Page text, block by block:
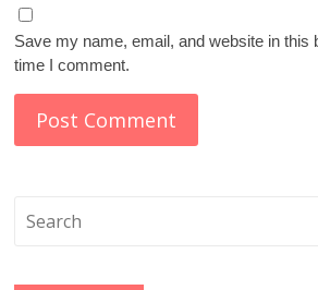
Save my name, email, and website in this
time I comment.